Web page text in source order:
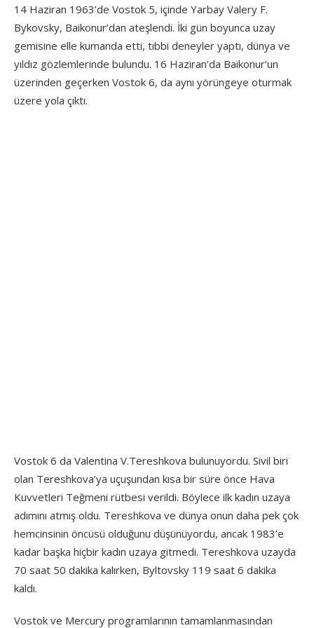
14 Haziran 1963’de Vostok 5, içinde Yarbay Valery F.
Bykovsky, Baikonur’dan ateşlendi. İki gün boyunca uzay
gemisine elle kumanda etti, tıbbi deneyler yaptı, dünya ve
yıldız gözlemlerinde bulundu. 16 Haziran’da Baikonur’un
üzerinden geçerken Vostok 6, da aynı yörüngeye oturmak
üzere yola çıktı.
Vostok 6 da Valentina V.Tereshkova bulunuyordu. Sivil biri
olan Tereshkova’ya uçuşundan kısa bir süre önce Hava
Kuvvetleri Teğmeni rütbesi verildi. Böylece ilk kadın uzaya
adımını atmış oldu. Tereshkova ve dünya onun daha pek çok
hemcinsinin öncüsü olduğunu düşünüyordu, ancak 1983’e
kadar başka hiçbir kadın uzaya gitmedi. Tereshkova uzayda
70 saat 50 dakika kalırken, Byltovsky 119 saat 6 dakika
kaldı.
Vostok ve Mercury programlarının tamamlanmasından